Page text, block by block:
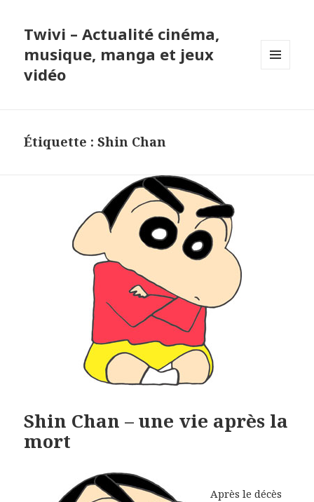
Twivi – Actualité cinéma,
musique, manga et jeux
vidéo
Étiquette :Shin Chan
Shin Chan – une vie après la
mort
Après le décès